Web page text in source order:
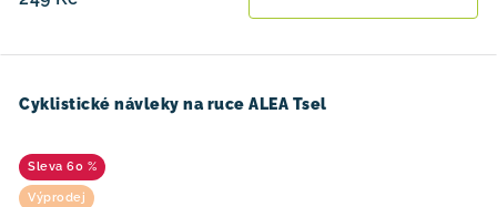
Cyklistické návleky na ruce ALEA Tsel
60 %
Výprodej